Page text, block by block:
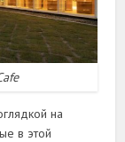
на
в этой